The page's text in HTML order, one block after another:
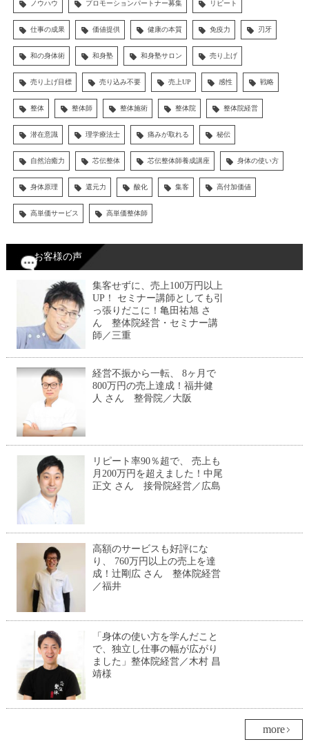
ノウハウ プロモーションパートナー募集 リピート
仕事の成果 価値提供 健康の本質 免疫力 刃牙
和の身体術 和身塾 和身塾サロン 売り上げ
売り上げ目標 売り込み不要 売上UP 感性 戦略
整体 整体師 整体施術 整体院 整体院経営
潜在意識 理学療法士 痛みが取れる 秘伝
自然治癒力 芯伝整体 芯伝整体師養成講座 身体の使い方
身体原理 還元力 酸化 集客 高付加価値
高単価サービス 高単価整体師
お客様の声
集客せずに、売上100万円以上
UP！ セミナー講師としても引
っ張りだこに！亀田祐旭 さ
ん 整体院経営・セミナー講
師／三重
経営不振から一転、 8ヶ月で
800万円の売上達成！福井健
人 さん 整骨院／大阪
リピート率90％超で、 売上も
月200万円を超えました！中尾
正文 さん 接骨院経営／広島
高額のサービスも好評にな
り、 760万円以上の売上を達
成！辻剛広 さん 整体院経営
／福井
「身体の使い方を学んだこと
で、独立し仕事の幅が広がり
ました」整体院経営／木村 昌
靖様
more